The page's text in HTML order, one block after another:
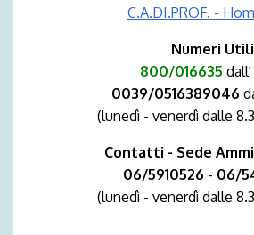
C.A.DI.PROF. -
Numeri Utili
800/016635
0039/0516389046
(lunedì - venerdì dalle
Contatti - Sede
06/5910526 - 06/
(lunedì - venerdì dalle